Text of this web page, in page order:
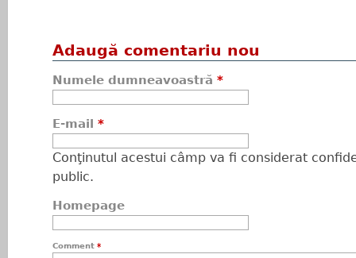
Adaugă comentariu nou
Numele dumneavoastră *
E-mail *
Conţinutul acestui câmp va fi considerat
public.
Homepage
Comment *